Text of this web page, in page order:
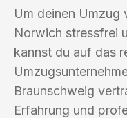
Um deinen Umzug
Norwich stressfrei
kannst du auf das
Braunschweig
Erfahrung und